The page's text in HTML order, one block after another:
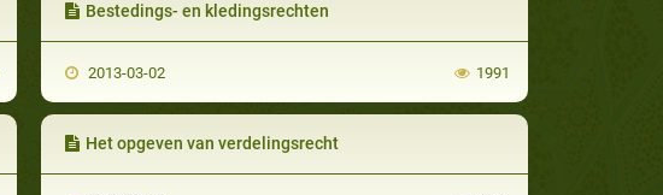
Bestedings- en kledingsrechten
2013-03-02 1991
Het opgeven van verdelingsrecht